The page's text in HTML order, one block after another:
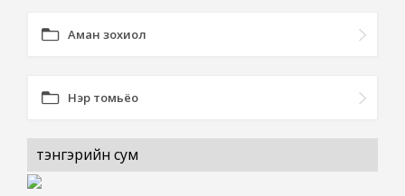
Аман зохиол
Нэр томьёо
тэнгэрийн сум